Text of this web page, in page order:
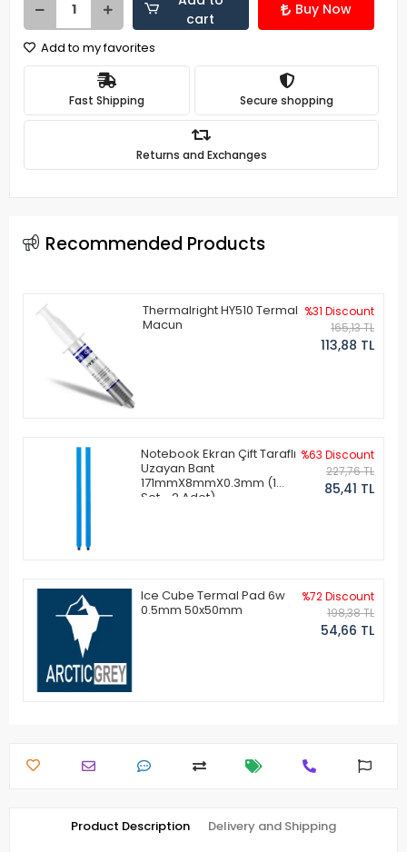
cart
Buy Now
Add to my favorites
Fast Shipping Secure shopping
Returns and Exchanges
Recommended Products
Thermalright HY510 Termal
Macun
%31 Discount
165,13 TL
113,88 TL
Notebook Ekran Çift Taraflı
Uzayan Bant
171mmX8mmX0.3mm (1
Set - 2 Adet)
%63 Discount
227,76 TL
85,41 TL
Ice Cube Termal Pad 6w
0.5mm 50x50mm
%72 Discount
198,38 TL
54,66 TL
Product Description Delivery and Shipping